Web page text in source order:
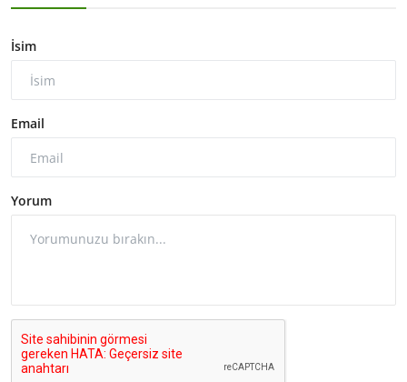
İsim
Email
Yorum